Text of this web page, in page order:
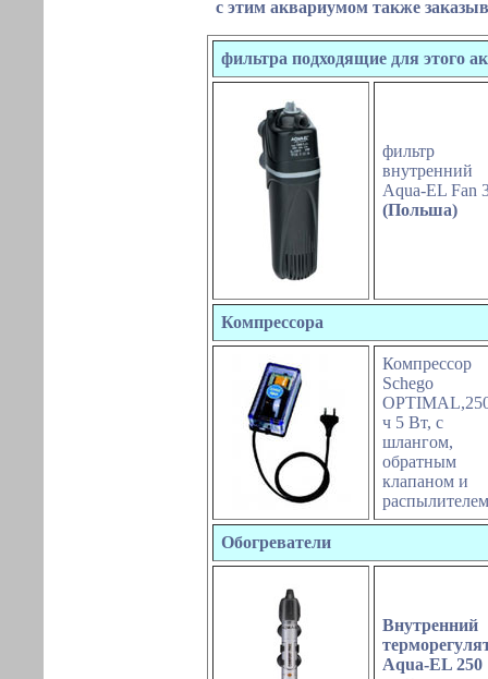
с этим аквариумом также
фильтра подходящие для этого
фильтр
внутренний
Aqua-EL Fan
(Польша)
Компрессора
Компрессор
Schego
ч 5 Вт, с
шлангом,
обратным
клапаном и
распылителем
Обогреватели
Внутренний
Aqua-EL 250